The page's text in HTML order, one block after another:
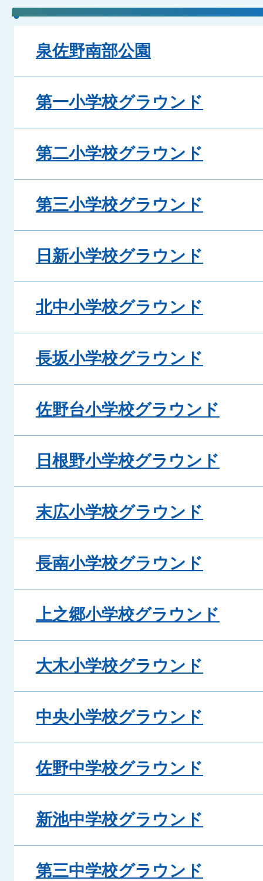
泉佐野南部公園
第一小学校グラウンド
第二小学校グラウンド
第三小学校グラウンド
日新小学校グラウンド
北中小学校グラウンド
長坂小学校グラウンド
佐野台小学校グラウンド
日根野小学校グラウンド
末広小学校グラウンド
長南小学校グラウンド
上之郷小学校グラウンド
大木小学校グラウンド
中央小学校グラウンド
佐野中学校グラウンド
新池中学校グラウンド
第三中学校グラウンド